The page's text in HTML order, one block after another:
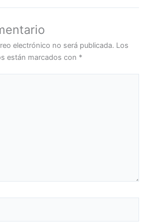
electrónico no será publicada. Los
están marcados con *